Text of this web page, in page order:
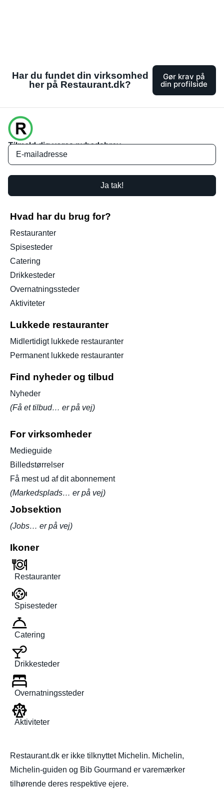
Har du fundet din virksomhed
her på Restaurant.dk?
Gør krav på
din profilside
Tilmeld dig vores nyhedsbrev
Ja tak!
Hvad har du brug for?
Restauranter
Spisesteder
Catering
Drikkesteder
Overnatningssteder
Aktiviteter
Lukkede restauranter
Midlertidigt lukkede restauranter
Permanent lukkede restauranter
Find nyheder og tilbud
Nyheder
(Få et tilbud… er på vej)
For virksomheder
Medieguide
Billedstørrelser
Få mest ud af dit abonnement
(Markedsplads… er på vej)
Jobsektion
(Jobs… er på vej)
Ikoner
Restauranter
Spisesteder
Catering
Drikkesteder
Overnatningssteder
Aktiviteter
Restaurant.dk er ikke tilknyttet Michelin. Michelin,
Michelin-guiden og Bib Gourmand er varemærker
tilhørende deres respektive ejere.